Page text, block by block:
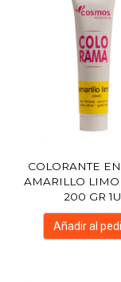
COLORANTE
AMARILLO
200 GR 1U.
Añadir al